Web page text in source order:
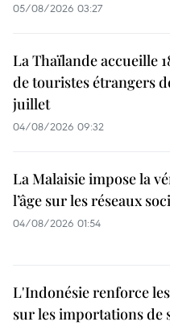
05/08/2026 03:27
La Thaïlande accueille
de touristes étrangers
juillet
04/08/2026 09:32
La Malaisie impose la
l’âge sur les réseaux
04/08/2026 01:54
L'Indonésie renforce
sur les importations de